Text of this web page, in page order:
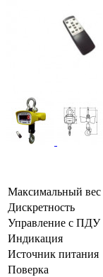
Максимальный вес
Дискретность
Управление с ПДУ
Индикация
Источник питания
Поверка